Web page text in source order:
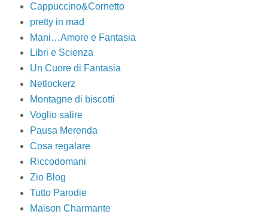
Cappuccino&Cornetto
pretty in mad
Mani…Amore e Fantasia
Libri e Scienza
Un Cuore di Fantasia
Netlockerz
Montagne di biscotti
Voglio salire
Pausa Merenda
Cosa regalare
Riccodomani
Zio Blog
Tutto Parodie
Maison Charmante